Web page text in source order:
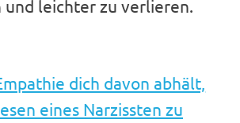
und leichter zu verlieren.
dich davon abhält,
eines Narzissten zu